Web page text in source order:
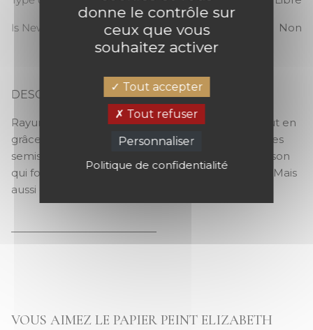
Is New Non
DESCRIPTION
Rayure avec twist. Elizabeth aligne ses rayures tout en
grâce et apporte un brin de rectitude au milieu des
semis d’Héritage. Fleurs et rayures, une combinaison
qui fonctionne à merveille en matière de mode… Mais
aussi de décoration d’intérieur.
VOUS AIMEZ LE PAPIER PEINT ELIZABETH
donne le contrôle sur
ceux que vous
souhaitez activer
Tout accepter
Tout refuser
Personnaliser
Politique de confidentialité